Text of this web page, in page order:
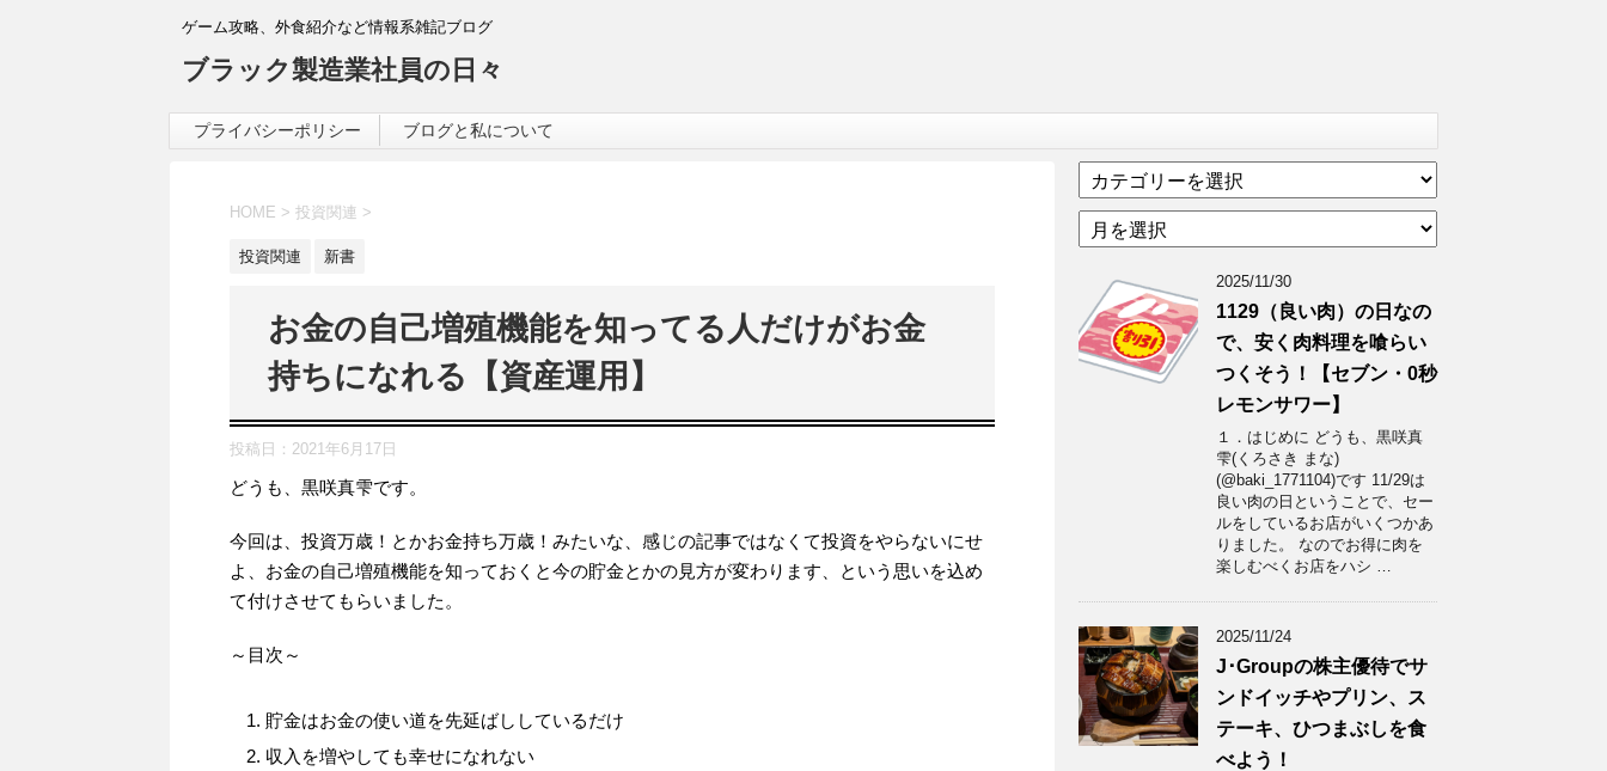
ゲーム攻略、外食紹介など情報系雑記ブログ
ブラック製造業社員の日々
プライバシーポリシー ブログと私について
HOME > 投資関連 >
投資関連 新書
お金の自己増殖機能を知ってる人だけがお金
持ちになれる【資産運用】
投稿日： 2021年6月17日
どうも、黒咲真雫です。
今回は、投資万歳！とかお金持ち万歳！みたいな、感じの記事ではなくて投資をやらないにせ
よ、お金の自己増殖機能を知っておくと今の貯金とかの見方が変わります、という思いを込め
て付けさせてもらいました。
～目次～
貯金はお金の使い道を先延ばししているだけ
収入を増やしても幸せになれない
テ
ゴ
リ
ア
ー
ブ
2025/11/30
1129（良い肉）の日なの
で、安く肉料理を喰らい
つくそう！【セブン・0秒
レモンサワー】
１．はじめに どうも、黒咲真
雫(くろさき まな)
(@baki_1771104)です 11/29は
良い肉の日ということで、セー
ルをしているお店がいくつかあ
りました。 なのでお得に肉を
楽しむべくお店をハシ …
2025/11/24
J･Groupの株主優待でサ
ンドイッチやプリン、ス
テーキ、ひつまぶしを食
べよう！